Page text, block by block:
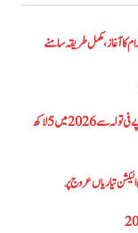
پاکستان میں سونے کی قیمت کا 79 سالہ سفر: 1947 میں 57 روپے فی تولہ سے 2026 میں 5 لاکھ